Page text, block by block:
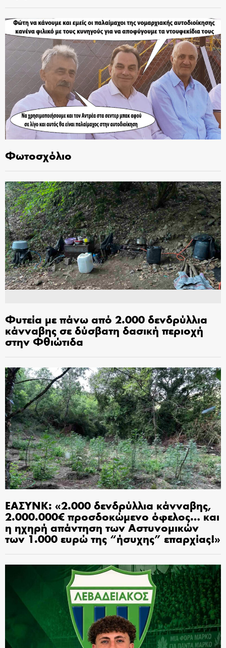
Φωτοσχόλιο
Φυτεία με πάνω από 2.000 δενδρύλλια
κάνναβης σε δύσβατη δασική περιοχή
στην Φθιώτιδα
ΕΑΣΥΝΚ: «2.000 δενδρύλλια κάνναβης,
2.000.000€ προσδοκώμενο όφελος… και
η ηχηρή απάντηση των Αστυνομικών
των 1.000 ευρώ της “ήσυχης” επαρχίας!»